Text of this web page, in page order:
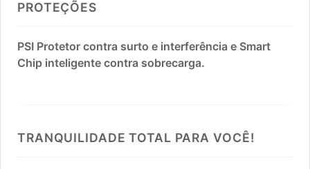
PROTEÇÕES
PSI Protetor contra surto e interferência e Smart
Chip inteligente contra sobrecarga.
TRANQUILIDADE TOTAL PARA VOCÊ!